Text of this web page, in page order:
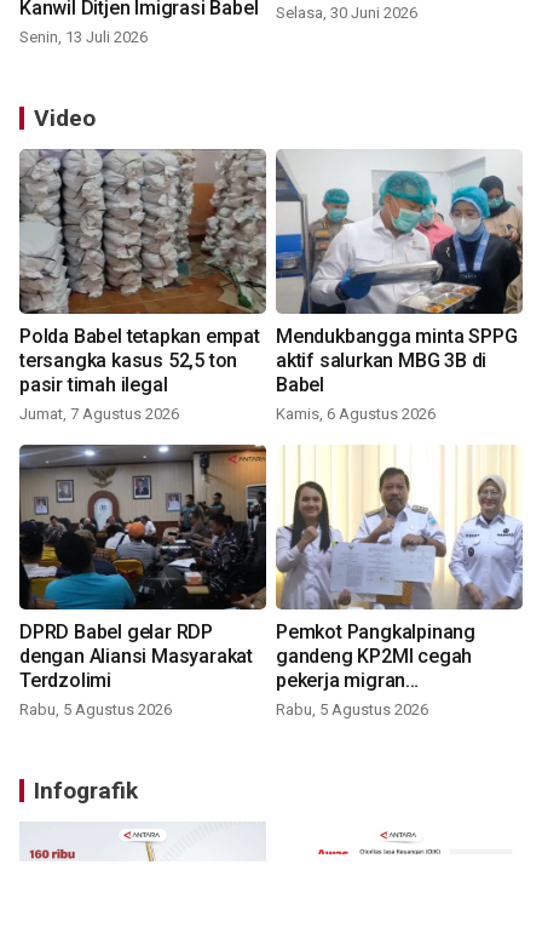
Kanwil Ditjen Imigrasi Babel
Senin, 13 Juli 2026
Selasa, 30 Juni 2026
Video
Polda Babel tetapkan empat
tersangka kasus 52,5 ton
pasir timah ilegal
Jumat, 7 Agustus 2026
Mendukbangga minta SPPG
aktif salurkan MBG 3B di
Babel
Kamis, 6 Agustus 2026
DPRD Babel gelar RDP
dengan Aliansi Masyarakat
Terdzolimi
Rabu, 5 Agustus 2026
Pemkot Pangkalpinang
gandeng KP2MI cegah
pekerja migran
nonprosedural
Rabu, 5 Agustus 2026
Infografik